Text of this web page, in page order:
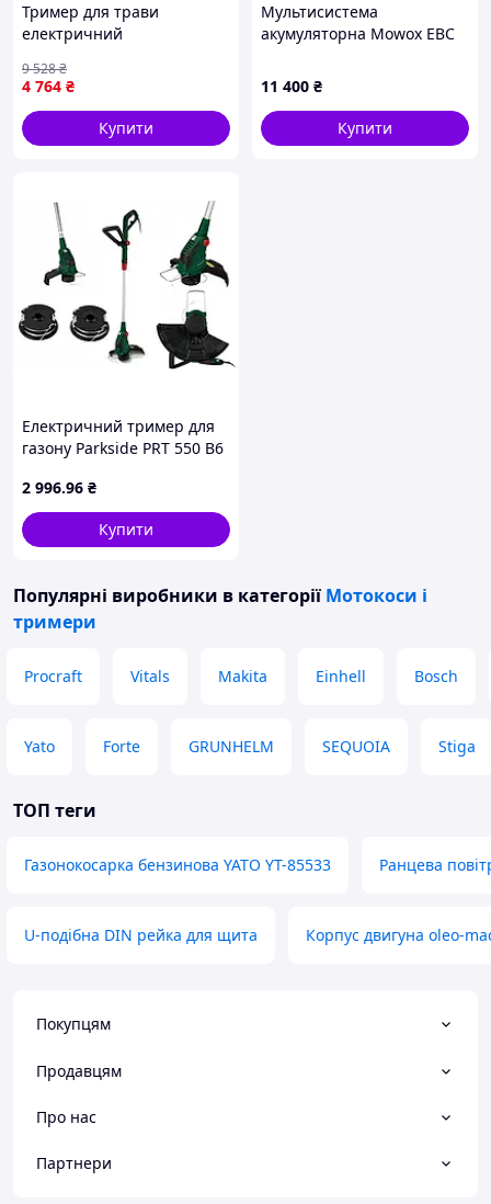
Тример для трави
електричний
(Німеччина), TPY
4 764 ₴
9 528₴
Купити
Мультисистема
акумуляторна Mowox EBC
акумулятором і зарядним
пристроєм)
11 400 ₴
Купити
Електричний тример для
газону Parkside PRT 550 B6
потужність 550 Вт, 6
позицій
2 996.96 ₴
Купити
Популярні виробники в категорії Мотокоси і
тримери
Procraft Vitals Makita Einhell Bosch
Yato Forte GRUNHELM SEQUOIA Stiga
ТОП теги
Газонокосарка бензинова YATO YT-85533 Ранцева
U-подібна DIN рейка для щита Корпус двигуна oleo-
Покупцям
Продавцям
Про нас
Партнери